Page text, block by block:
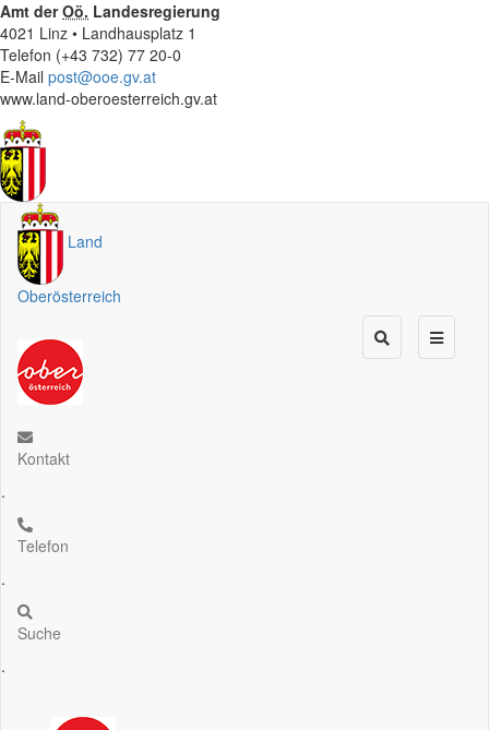
Amt derOö. Landesregierung
4021 Linz • Landhausplatz 1
Telefon (+43 732) 77 20-0
E-Mail post@ooe.gv.at
www.land-oberoesterreich.gv.at
Land
Oberösterreich
Kontakt
.
Telefon
.
Suche
.